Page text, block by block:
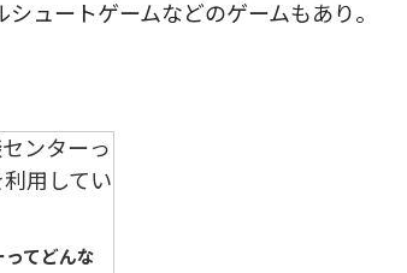
ュートゲームなどのゲームもあり。
てどんな